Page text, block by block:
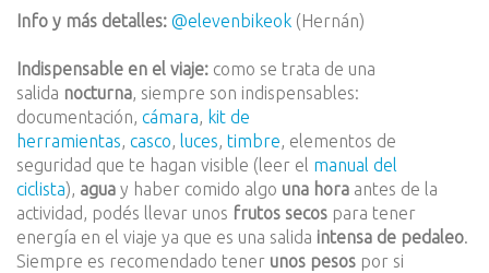
Info y más detalles: @elevenbikeok (Hernán)
Indispensable en el viaje: como se trata de una
salida nocturna, siempre son indispensables:
documentación, cámara, kit de
herramientas, casco, luces, timbre, elementos de
seguridad que te hagan visible (leer el manual del
ciclista), agua y haber comido algo una hora antes de la
actividad, podés llevar unos frutos secos para tener
energía en el viaje ya que es una salida intensa de pedaleo.
Siempre es recomendado tener unos pesos por si